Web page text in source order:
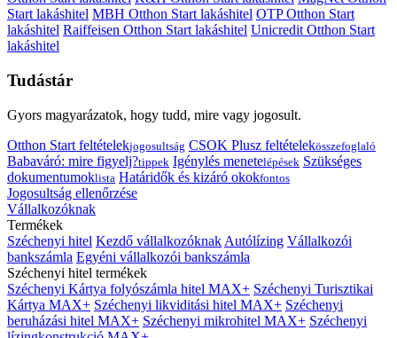
Start lakáshitel MBH Otthon Start lakáshitel OTP Otthon Start
lakáshitel Raiffeisen Otthon Start lakáshitel Unicredit Otthon Start
lakáshitel
Tudástár
Gyors magyarázatok, hogy tudd, mire vagy jogosult.
Otthon Start feltételekjogosultság CSOK Plusz feltételekösszefoglaló
Babaváró: mire figyelj?tippek Igénylés menetelépések Szükséges
dokumentumoklista Határidők és kizáró okokfontos
Jogosultság ellenőrzése
Vállalkozóknak
Termékek
Széchenyi hitel Kezdő vállalkozóknak Autólízing Vállalkozói
bankszámla Egyéni vállalkozói bankszámla
Széchenyi hitel termékek
Széchenyi Kártya folyószámla hitel MAX+ Széchenyi Turisztikai
Kártya MAX+ Széchenyi likviditási hitel MAX+ Széchenyi
beruházási hitel MAX+ Széchenyi mikrohitel MAX+ Széchenyi